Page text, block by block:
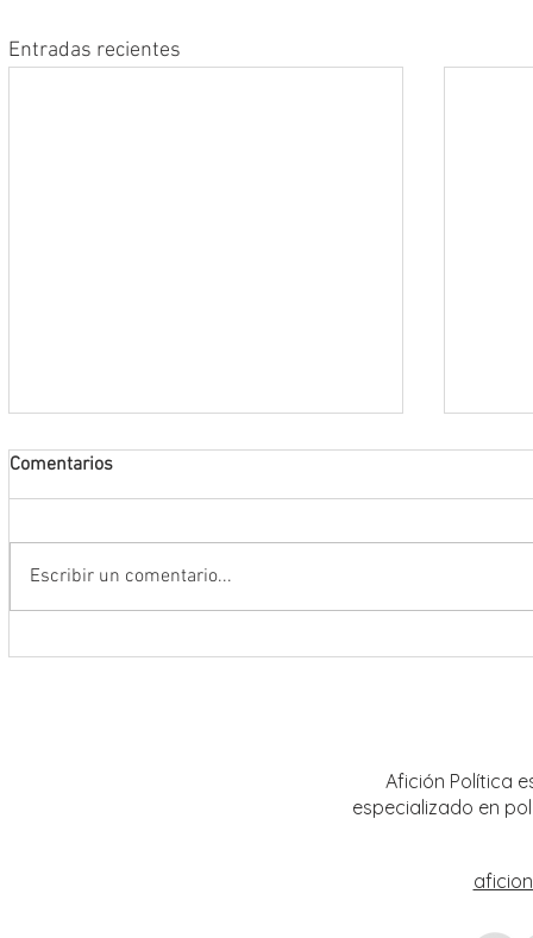
Entradas recientes
Comentarios
Escribir un comentario...
Afición Política
especializado en